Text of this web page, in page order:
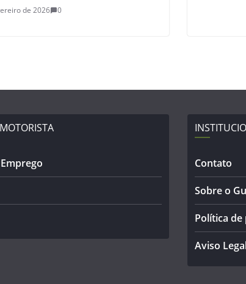
de 2026 0
Contato
Sobre o
Política
Aviso